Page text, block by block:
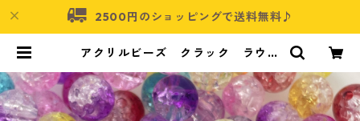
2500円のショッピングで送料無料♪
アクリルビーズ クラック ラウン
2】 | アクセサリーパーツショッ
プ・可愛いハンドメイドパーツ通販
| ネムネコ